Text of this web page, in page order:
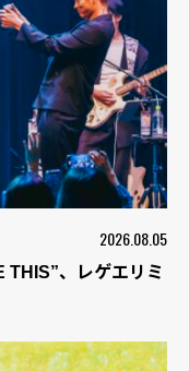
2026.08.05
THIS”、レゲエリミ